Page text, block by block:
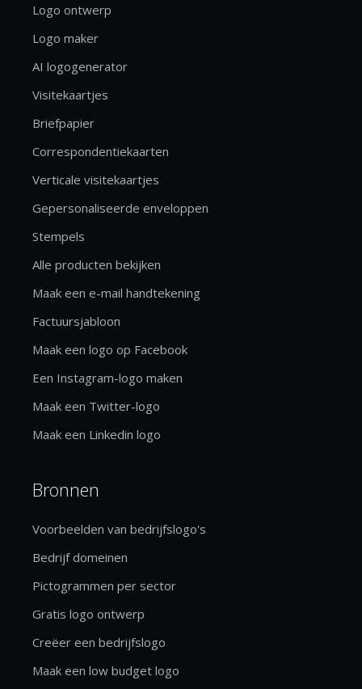
Logo ontwerp
Logo maker
AI logogenerator
Visitekaartjes
Briefpapier
Correspondentiekaarten
Verticale visitekaartjes
Gepersonaliseerde enveloppen
Stempels
Alle producten bekijken
Maak een e-mail handtekening
Factuursjabloon
Maak een logo op Facebook
Een Instagram-logo maken
Maak een Twitter-logo
Maak een Linkedin logo
Bronnen
Voorbeelden van bedrijfslogo's
Bedrijf domeinen
Pictogrammen per sector
Gratis logo ontwerp
Creëer een bedrijfslogo
Maak een low budget logo